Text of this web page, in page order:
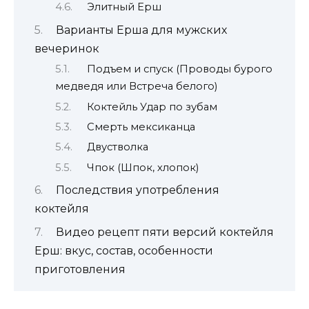
Элитный Ерш
Варианты Ерша для мужских
вечеринок
Подъем и спуск (Проводы бурого
медведя или Встреча белого)
Коктейль Удар по зубам
Смерть мексиканца
Двустволка
Чпок (Шпок, хлопок)
Последствия употребления
коктейля
Видео рецепт пяти версий коктейля
Ерш: вкус, состав, особенности
приготовления